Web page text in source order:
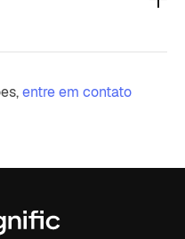
entre em contato